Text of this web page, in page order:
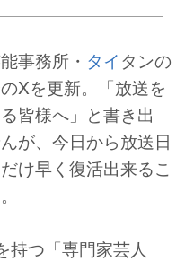
事務所・ タイタンの
Xを更新。「放送を
皆様へ」と書き出
が、今日から放送日
け早く復活出来るこ
つ「専門家芸人」